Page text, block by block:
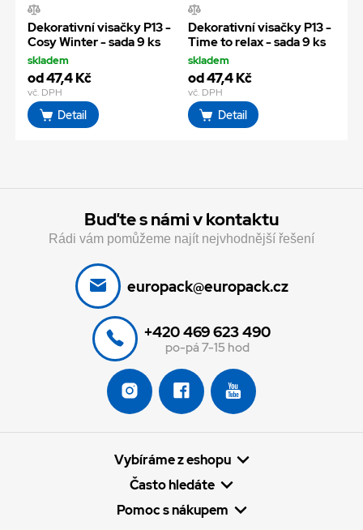
Dekorativní visačky P13 -
Cosy Winter - sada 9 ks
skladem
od 47,4 Kč
vč. DPH
Detail
Dekorativní visačky P13 -
Time to relax - sada 9 ks
skladem
od 47,4 Kč
vč. DPH
Detail
Buďte s námi v kontaktu
Rádi vám pomůžeme najít nejvhodnější řešení
europack@europack.cz
+420 469 623 490
po-pá 7-15 hod
Vybíráme z eshopu
Často hledáte
Pomoc s nákupem